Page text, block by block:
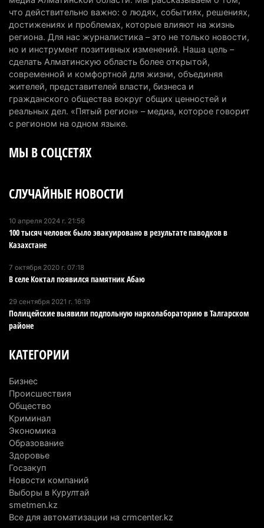
«От экспорта сырья - к сложным
производствам»: партия «Әділет» представила в
Актобе план диверсификации
3 августа 2026 г. 20:46 151
Солдат-срочник выпал из окна четвертого этажа
казармы в Конаеве
3 августа 2026 г. 18:08 166
природу Алматинской области
Кыргызстан обогнал Казахстан по темпам роста
Алматинской области
3 августа 2026 г. 15:43
проголосовать «Против всех»
В Конаеве появится завод по переработке
мусора за 11 млрд тенге
стоматологии: в Алматинской области вынесли
приговор
3 августа 2026 г. 10:17
Конная прогулка на Кольсае закончилась
вызовом спасателей
3 августа 2026 г. 09:09
Последний раз ее видели на остановке: в
Алматинской области почти две недели ищут 17-
что действительно важно: о людях, событиях, решениях,
достижениях и проблемах, которые влияют на жизнь
региона. Для нас журналистика – это не только новости,
но и инструмент позитивных изменений. Наша цель –
сделать Алматинскую область более открытой,
современной и комфортной для жизни, объединяя
жителей, представителей власти, бизнеса и
гражданского общества вокруг общих ценностей и
реальных дел. «Пятый регион» – медиа, которое говорит
с регионом на одном языке.
МЫ В СОЦСЕТЯХ
СЛУЧАЙНЫЕ НОВОСТИ
10 апреля 2024 г. 21:56
100 тысяч человек было эвакуировано в результате паводков в
Казахстане
7 октября 2020 г. 07:18
В селе Коктал появился памятник Абаю
29 сентября 2021 г. 16:19
Полицейские выявили подпольную нарколабораторию в Талгарском
районе
КАТЕГОРИИ
Бизнес
Происшествия
Общество
Криминал
Экономика
Образование
Здоровье
Госзакуп
Новости компаний
Выборы в Курултай
smetmen.kz
Все для автоматизации на crmcenter.kz